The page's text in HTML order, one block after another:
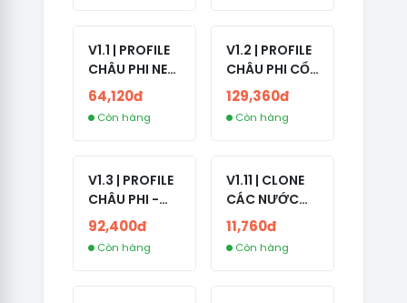
V1.1 | PROFILE
CHÂU PHI NEW
- NO 2FA - ĐA
SỐ BẠN BÈ
CAO
64,120đ
Còn hàng
V1.2 | PROFILE
CHÂU PHI CỔ
- NO 2FA -
LIVE ADS -
NĂM TẠO
129,360đ
Còn hàng
V1.3 | PROFILE
CHÂU PHI -
NO 2FA - LIVE
ADS
92,400đ
Còn hàng
V1.11 | CLONE
CÁC NƯỚC
CÓ 2FA -
INDIA - HÀNG
1 HOTMAIL
11,760đ
Còn hàng